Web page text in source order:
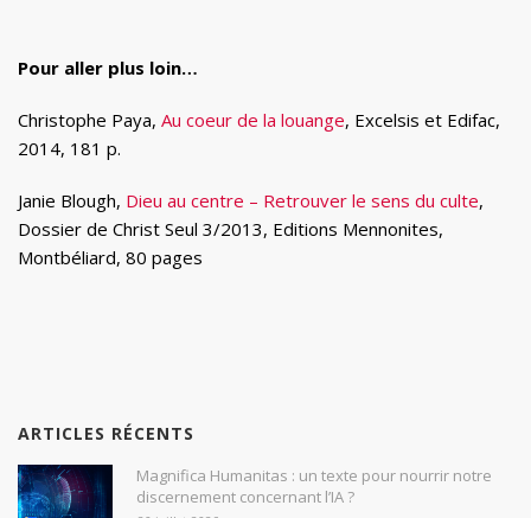
Pour aller plus loin…
Christophe Paya, Au coeur de la louange, Excelsis et Edifac,
2014, 181 p.
Janie Blough, Dieu au centre – Retrouver le sens du culte,
Dossier de Christ Seul 3/2013, Editions Mennonites,
Montbéliard, 80 pages
ARTICLES RÉCENTS
Magnifica Humanitas : un texte pour nourrir notre
discernement concernant l’IA ?